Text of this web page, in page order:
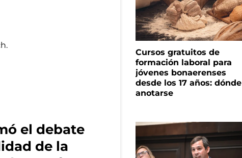
el debate
de la
Cursos gratuitos de
formación laboral para
jóvenes bonaerenses
desde los 17 años: dónde
anotarse